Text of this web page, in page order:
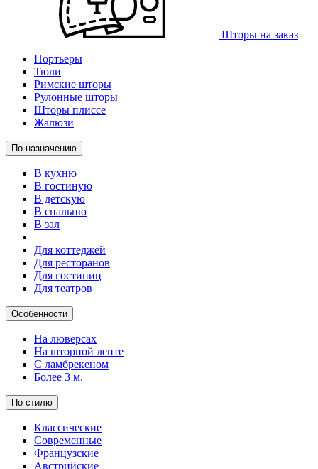
Шторы на заказ
Портьеры
Тюли
Римские шторы
Рулонные шторы
Шторы плиссе
Жалюзи
По назначению
В кухню
В гостиную
В детскую
В спальню
В зал
Для коттеджей
Для ресторанов
Для гостиниц
Для театров
Особенности
На люверсах
На шторной ленте
С ламбрекеном
Более 3 м.
По стилю
Классические
Современные
Французские
Австрийские